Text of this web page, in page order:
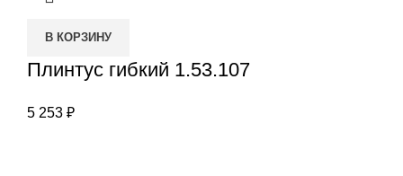
В КОРЗИНУ
Плинтус гибкий 1.53.107
5 253 ₽